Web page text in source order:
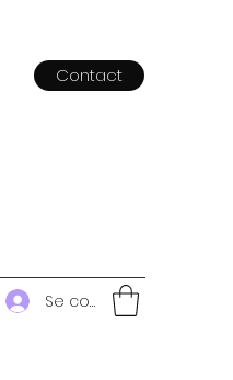
Contact
Se connecter